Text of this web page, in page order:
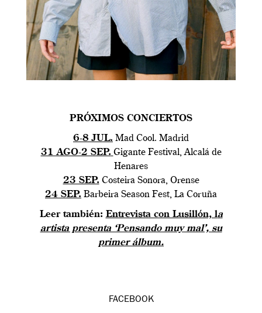
PRÓXIMOS CONCIERTOS
6-8 JUL. Mad Cool. Madrid
31 AGO-2 SEP. Gigante Festival, Alcalá de
Henares
23 SEP. Costeira Sonora, Orense
24 SEP. Barbeira Season Fest, La Coruña
Leer también: Entrevista con Lusillón, la
artista presenta ‘Pensando muy mal’, su
primer álbum.
FACEBOOK